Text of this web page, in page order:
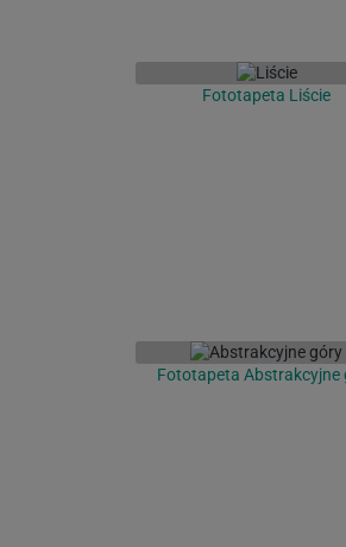
Fototapeta Liście
Fototapeta Abstrakcyjne